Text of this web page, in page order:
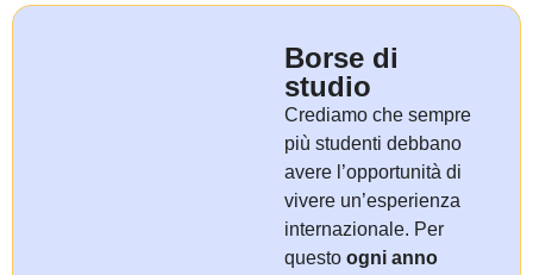
Borse di
studio
Crediamo che sempre
più studenti debbano
avere l’opportunità di
vivere un’esperienza
internazionale. Per
questo ogni anno